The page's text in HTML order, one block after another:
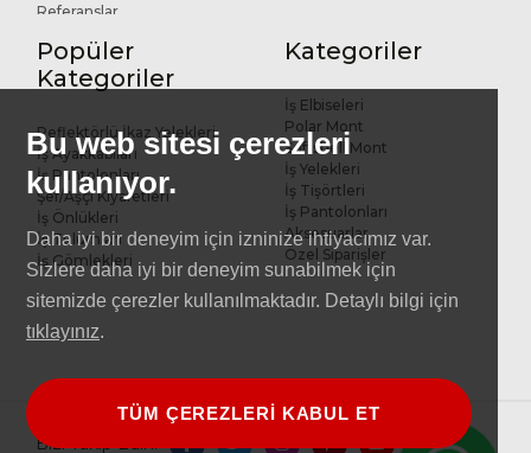
Referanslar
Popüler
Kategoriler
Reflektörlü İkaz Yelekleri
İş Ayakkabıları
İş Pantolonları
Şef/Aşçı Kıyafetleri
İş Önlükleri
İş Tulumları
İş Gömlekleri
Kategoriler
İş Elbiseleri
Polar Mont
Softshell Mont
İş Yelekleri
İş Tişörtleri
İş Pantolonları
Aksesuarlar
Özel Siparişler
Bizi Takip Edin:
Bu web sitesi çerezleri
kullanıyor.
Daha iyi bir deneyim için izninize ihtiyacımız var.
Sizlere daha iyi bir deneyim sunabilmek için
sitemizde çerezler kullanılmaktadır. Detaylı bilgi için
tıklayınız.
TÜM ÇEREZLERİ KABUL ET